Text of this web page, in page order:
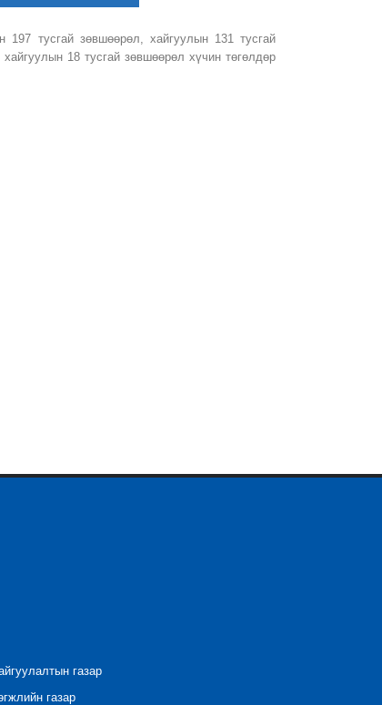
тусгай зөвшөөрөл, хайгуулын 131 тусгай
18 тусгай зөвшөөрөл хүчин төгөлдөр
газар
газар